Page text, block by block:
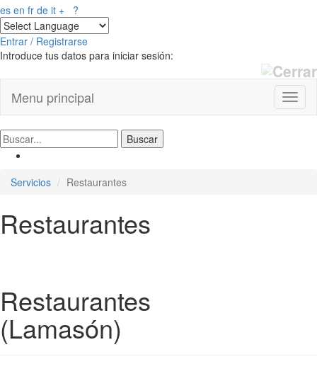
es en fr de it + ?
Entrar / Registrarse
Introduce tus datos para iniciar sesión:
Menu principal
Servicios Restaurantes
Restaurantes
Restaurantes
(Lamasón)